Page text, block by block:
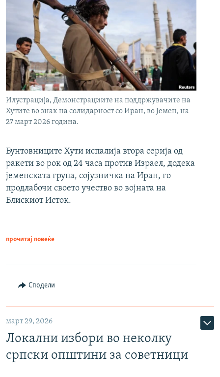
Илустрација, Демонстрациите на поддржувачите на
Хутите во знак на солидарност со Иран, во Јемен, на
27 март 2026 година.
Бунтовниците Хути испалија втора серија од
ракети во рок од 24 часа против Израел, додека
јеменската група, сојузничка на Иран, го
продлабочи своето учество во војната на
Блискиот Исток.
прочитај повеќе
Сподели
март 29, 2026
Локални избори во неколку
српски општини за советници